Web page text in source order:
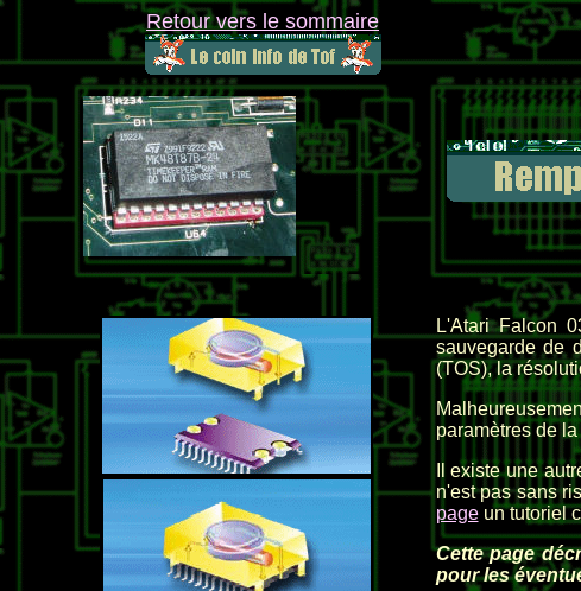
Retour vers le sommaire
L'Atari Falcon
sauvegarde de
(TOS), la
paramètres de
Il existe une
n'est pas sans
pageun tutoriel
Cette page
pour les